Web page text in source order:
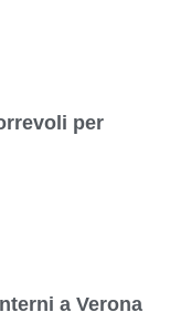
per
a Verona